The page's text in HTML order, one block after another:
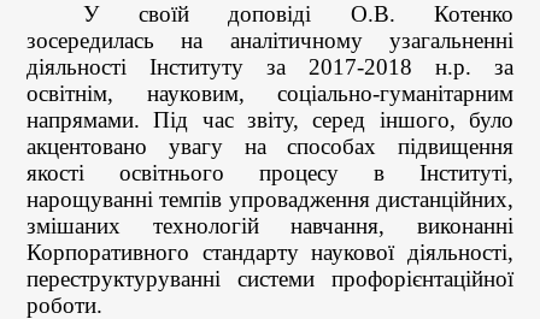
У своїй доповіді О.В. Котенко
зосередилась на аналітичному узагальненні
діяльності Інституту за 2017-2018 н.р. за
освітнім, науковим, соціально-гуманітарним
напрямами. Під час звіту, серед іншого, було
акцентовано увагу на способах підвищення
якості освітнього процесу в Інституті,
нарощуванні темпів упровадження дистанційних,
змішаних технологій навчання, виконанні
Корпоративного стандарту наукової діяльності,
переструктуруванні системи профорієнтаційної
роботи.